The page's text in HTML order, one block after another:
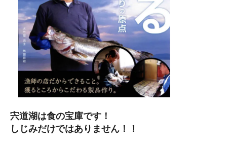
宍道湖は食の宝庫です！
しじみだけではありません！！